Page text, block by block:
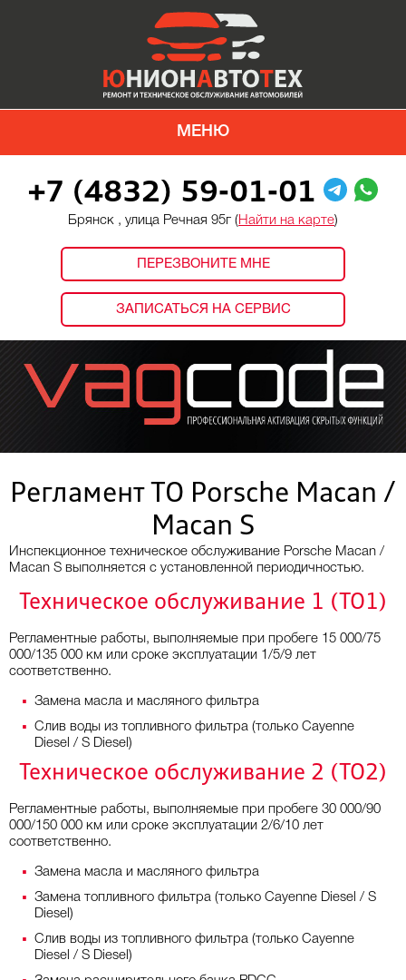
МЕНЮ
ПЕРЕЗВОНИТЕ МНЕ
ЗАПИСАТЬСЯ НА СЕРВИС
+7 (4832) 59-01-01
Брянск , улица Речная 95г ( Найти на карте)
Регламент ТО Porsche Macan /
Macan S
Инспекционное техническое обслуживание Porsche Macan /
Macan S выполняется с установленной периодичностью.
Техническое обслуживание 1 (ТО1)
Регламентные работы, выполняемые при пробеге 15 000/75
000/135 000 км или сроке эксплуатации 1/5/9 лет
соответственно.
Замена масла и масляного фильтра
Слив воды из топливного фильтра (только Cayenne
Diesel / S Diesel)
Техническое обслуживание 2 (ТО2)
Регламентные работы, выполняемые при пробеге 30 000/90
000/150 000 км или сроке эксплуатации 2/6/10 лет
соответственно.
Замена масла и масляного фильтра
Замена топливного фильтра (только Cayenne Diesel / S
Diesel)
Слив воды из топливного фильтра (только Cayenne
Diesel / S Diesel)